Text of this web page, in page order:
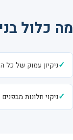
מה כלול
✓ניקיון עמוק של כל
✓ניקוי חלונות